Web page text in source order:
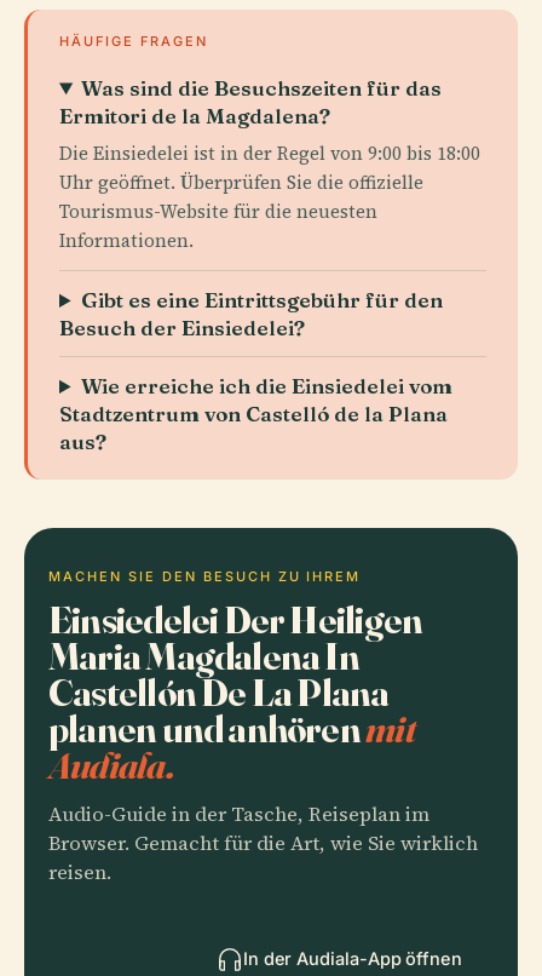
HÄUFIGE FRAGEN
Was sind die Besuchszeiten für das
Ermitori de la Magdalena?
Die Einsiedelei ist in der Regel von 9:00 bis 18:00
Uhr geöffnet. Überprüfen Sie die offizielle
Tourismus-Website für die neuesten
Informationen.
Gibt es eine Eintrittsgebühr für den
Besuch der Einsiedelei?
Wie erreiche ich die Einsiedelei vom
Stadtzentrum von Castelló de la Plana
aus?
MACHEN SIE DEN BESUCH ZU IHREM
Einsiedelei Der Heiligen
Maria Magdalena In
Castellón De La Plana
planen und anhörenmit
Audiala.
Audio-Guide in der Tasche, Reiseplan im
Browser. Gemacht für die Art, wie Sie wirklich
reisen.
In der Audiala-App öffnen